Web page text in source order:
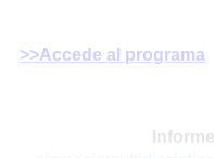
>>Accede al programa